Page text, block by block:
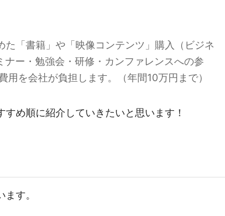
「書籍」や「映像コンテンツ」購入（ビジネ
ー・勉強会・研修・カンファレンスへの参
を会社が負担します。（年間10万円まで）
め順に紹介していきたいと思います！
す。